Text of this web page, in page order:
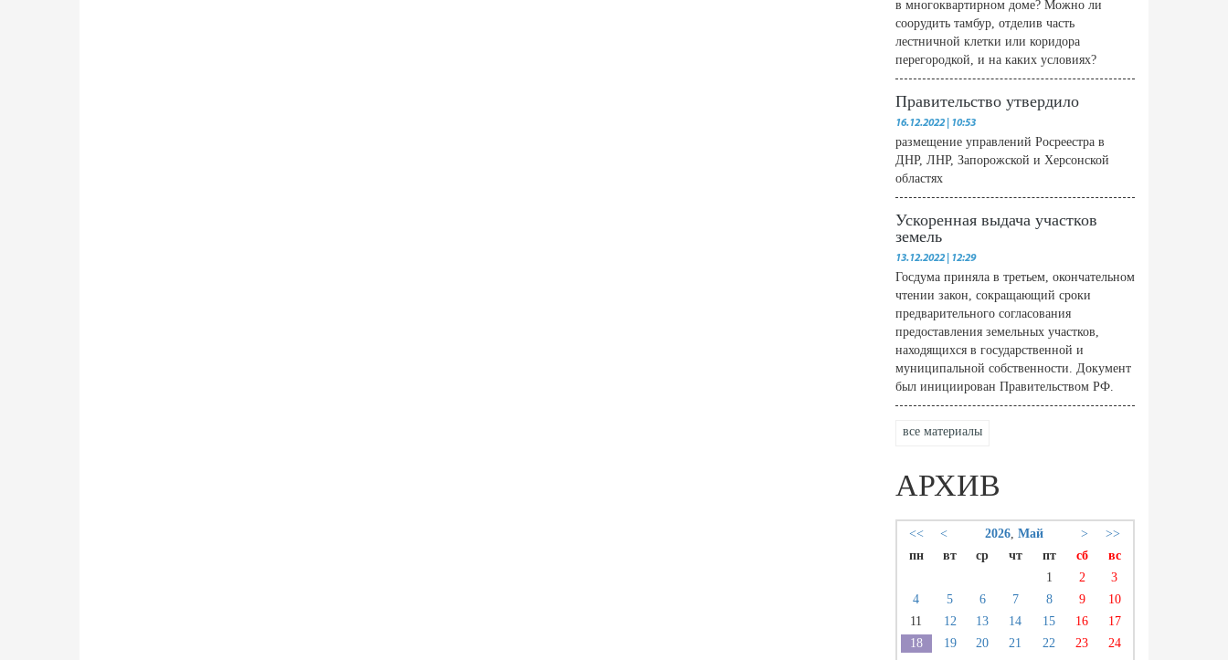
в многоквартирном доме? Можно ли
соорудить тамбур, отделив часть
лестничной клетки или коридора
перегородкой, и на каких условиях?
Правительство утвердило
16.12.2022 | 10:53
размещение управлений Росреестра в
ДНР, ЛНР, Запорожской и Херсонской
областях
Ускоренная выдача участков
земель
13.12.2022 | 12:29
Госдума приняла в третьем, окончательном
чтении закон, сокращающий сроки
предварительного согласования
предоставления земельных участков,
находящихся в государственной и
муниципальной собственности. Документ
был инициирован Правительством РФ.
все материалы
АРХИВ
<< < 2026, Май >
>>
пн
вт ср чт пт сб
вс
1
2
3
4
5 6 7 8 9
10
11
12 13 14 15 16
17
18
19 20 21 22 23
24